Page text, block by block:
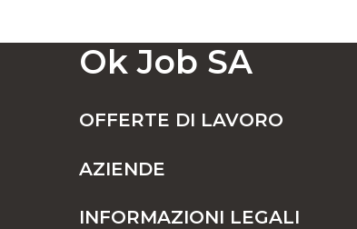
Ok Job SA
OFFERTE DI LAVORO
AZIENDE
INFORMAZIONI LEGALI